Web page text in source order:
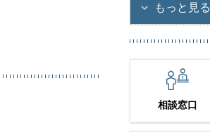
もっと見る
相談窓口